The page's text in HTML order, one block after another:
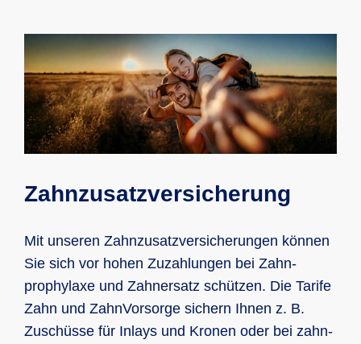
Zahnzusatzversicherung
Mit unseren Zahnzusatz­versiche­rungen können
Sie sich vor hohen Zuzahlungen bei Zahn­
prophylaxe und Zahn­ersatz schützen. Die Tarife
Zahn und Zahn­Vorsorge sichern Ihnen z. B.
Zuschüsse für Inlays und Kronen oder bei zahn­